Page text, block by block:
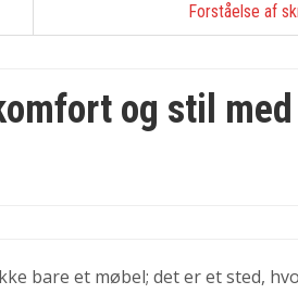
Forståelse af
og stil
bare et møbel; det er et sted,